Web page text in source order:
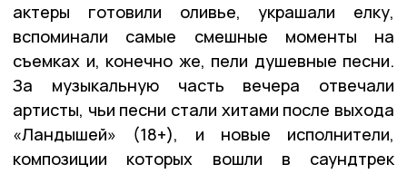
актеры готовили оливье, украшали елку,
вспоминали самые смешные моменты на
съемках и, конечно же, пели душевные песни.
За музыкальную часть вечера отвечали
артисты, чьи песни стали хитами после выхода
«Ландышей» (18+), и новые исполнители,
композиции которых вошли в саундтрек